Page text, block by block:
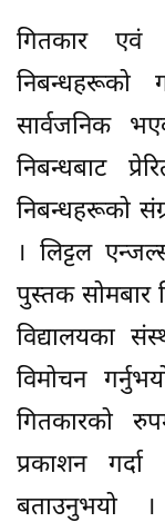
गितकार एवं
निबन्धहरूको
सार्वजनिक
निबन्धबाट
निबन्धहरूको
। लिट्टल
पुस्तक सोमबार
विद्यालयका
विमोचन
गितकारको
प्रकाशन
बताउनुभयो ।